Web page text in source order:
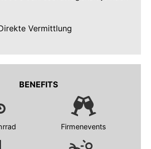
Vermittlung
BENEFITS
Firmenevents